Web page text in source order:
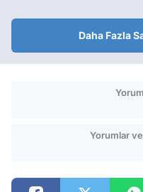
Daha Fazla
Yorumlar